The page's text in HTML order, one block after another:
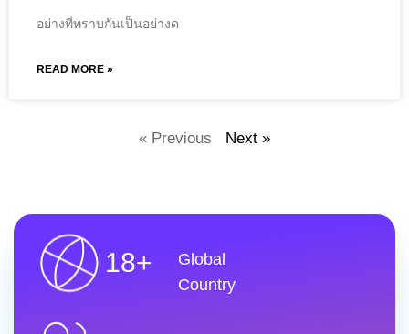
อย่างที่ทราบกันเป็นอย่างด
READ MORE »
« Previous Next »
18+
Global
Country